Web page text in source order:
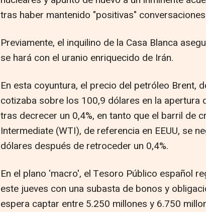
tras haber mantenido "positivas"
Previamente, el inquilino de la Casa Blanca
se hará con el uranio enriquecido de Irán.
En esta coyuntura, el precio del petróleo Brent,
cotizaba sobre los 100,9 dólares en la apertura
tras decrecer un 0,4%, en tanto que el barril de
Intermediate (WTI), de referencia en EEUU, se
dólares después de retroceder un 0,4%.
En el plano 'macro', el Tesoro Público español
este jueves con una subasta de bonos y
espera captar entre 5.250 millones y 6.750